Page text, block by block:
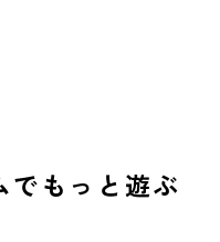
でもっと遊ぶ